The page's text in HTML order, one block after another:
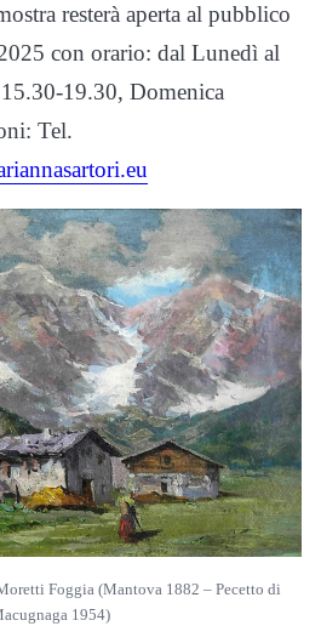
resterà aperta al pubblico
con orario: dal Lunedì al
19.30, Domenica
Tel.
Foggia (Mantova 1882 – Pecetto di
1954)